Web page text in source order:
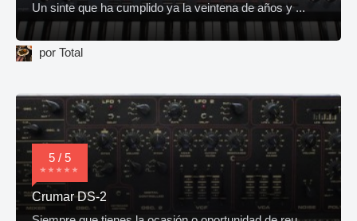
Un sinte que ha cumplido ya la veintena de años y ...
por Total
5 / 5
Crumar DS-2